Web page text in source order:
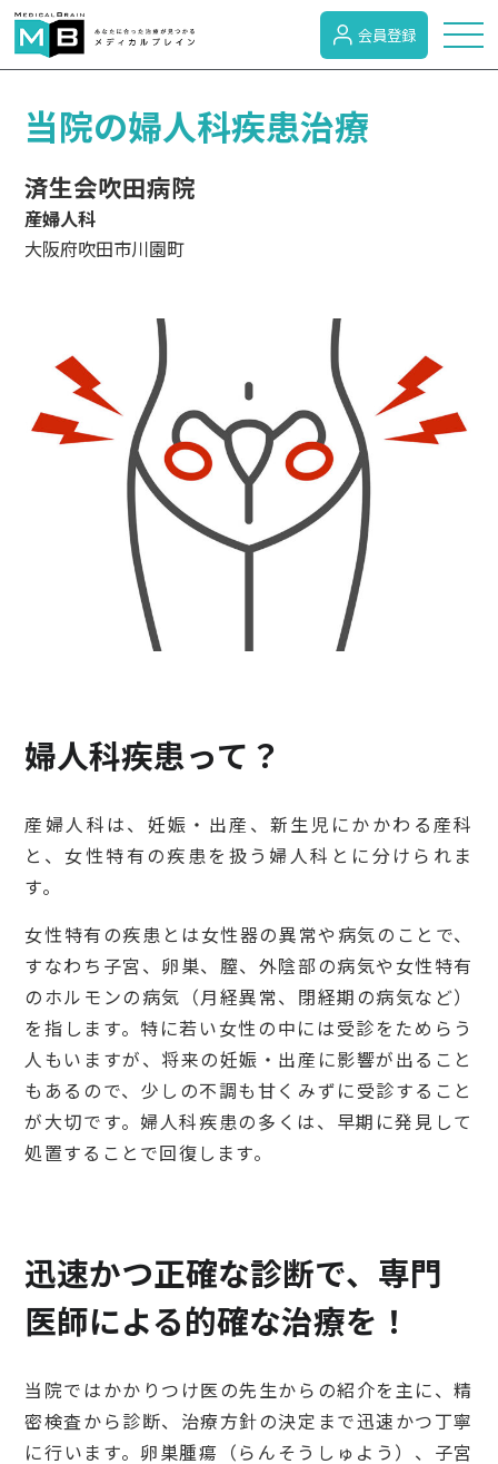
トピックス
症状検索
病気のカテゴリー
がん
検診・検査
出産・子ども
会員登録
当院の婦人科疾患治療
済生会吹田病院
産婦人科
大阪府吹田市川園町
婦人科疾患って？
産婦人科は、妊娠・出産、新生児にかかわる産科
と、女性特有の疾患を扱う婦人科とに分けられま
す。
女性特有の疾患とは女性器の異常や病気のことで、
すなわち子宮、卵巣、膣、外陰部の病気や女性特有
のホルモンの病気（月経異常、閉経期の病気など）
を指します。特に若い女性の中には受診をためらう
人もいますが、将来の妊娠・出産に影響が出ること
もあるので、少しの不調も甘くみずに受診すること
が大切です。婦人科疾患の多くは、早期に発見して
処置することで回復します。
迅速かつ正確な診断で、専門
医師による的確な治療を！
当院ではかかりつけ医の先生からの紹介を主に、精
密検査から診断、治療方針の決定まで迅速かつ丁寧
に行います。卵巣腫瘍（らんそうしゅよう）、子宮